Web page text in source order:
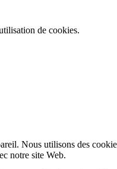
de cookies.
Nous utilisons des
notre site Web.